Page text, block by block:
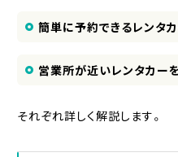
簡単に予約できるレンタ
営業所が近いレンタカー
それぞれ詳しく解説します。